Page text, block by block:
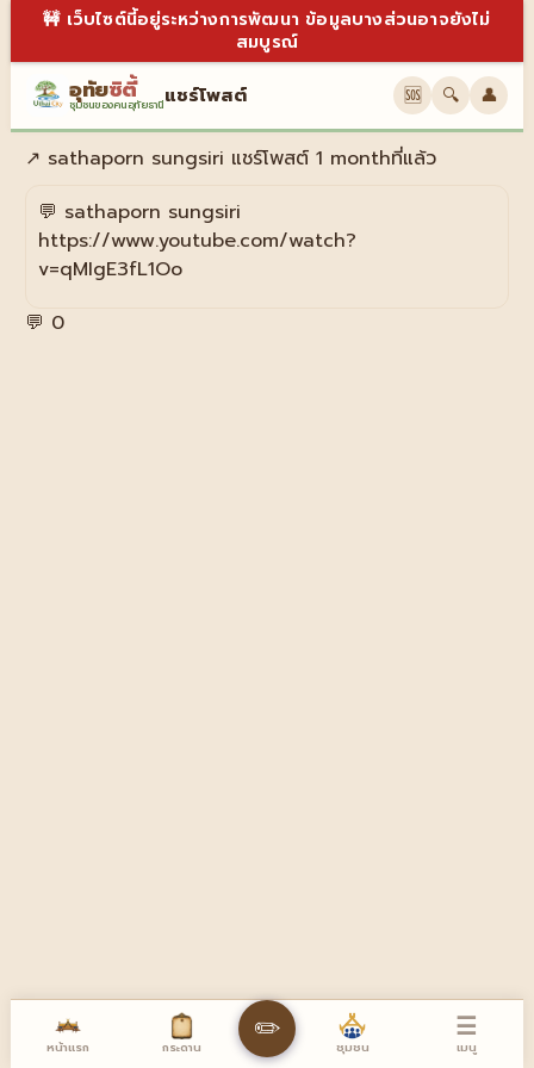
🚧 เว็บไซต์นี้อยู่ระหว่างการพัฒนา ข้อมูลบางส่วนอาจยังไม่
สมบูรณ์
อุทัยซิตี้
ชุมชนของคนอุทัยธานีแชร์โพสต์ 🆘 🔍 👤
↗ sathaporn sungsiri แชร์โพสต์ 1 monthที่แล้ว
💬 sathaporn sungsiri
https://www.youtube.com/watch?
v=qMIgE3fL1Oo
💬 0
หน้าแรก กระดาน ✏️ ชุมชน
☰
เมนู